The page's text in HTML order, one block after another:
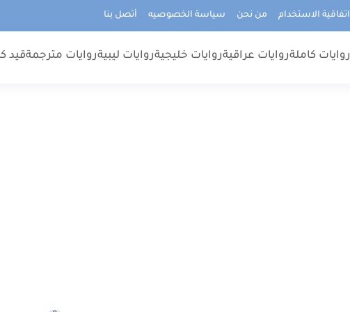
اتفاقية الاستخدام من نحن سياسة الخصوصيه أتصل بنا
روايات كاملةروايات عراقيةروايات خليجيةروايات ليبيةروايات مترجمةقيد